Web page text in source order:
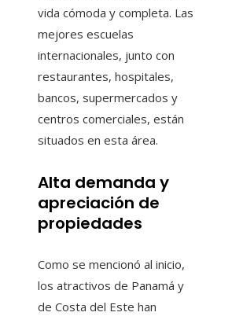
vida cómoda y completa. Las
mejores escuelas
internacionales, junto con
restaurantes, hospitales,
bancos, supermercados y
centros comerciales, están
situados en esta área.
Alta demanda y
apreciación de
propiedades
Como se mencionó al inicio,
los atractivos de Panamá y
de Costa del Este han